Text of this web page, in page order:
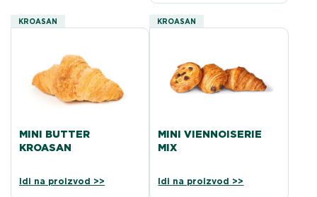
KROASAN
MINI BUTTER
KROASAN
Idi na proizvod >>
KROASAN
MINI VIENNOISERIE
MIX
Idi na proizvod >>